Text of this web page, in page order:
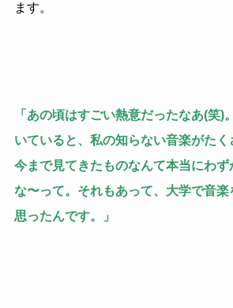
ます。
「あの頃はすごい熱意だったなあ(笑)
いていると、私の知らない音楽がた
今まで見てきたものなんて本当にわ
な〜って。それもあって、大学で音楽
思ったんです。」